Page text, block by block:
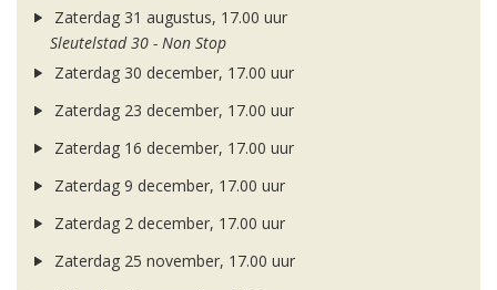
Zaterdag 31 augustus, 17.00 uur
Sleutelstad 30 - Non Stop
Zaterdag 30 december, 17.00 uur
Zaterdag 23 december, 17.00 uur
Zaterdag 16 december, 17.00 uur
Zaterdag 9 december, 17.00 uur
Zaterdag 2 december, 17.00 uur
Zaterdag 25 november, 17.00 uur